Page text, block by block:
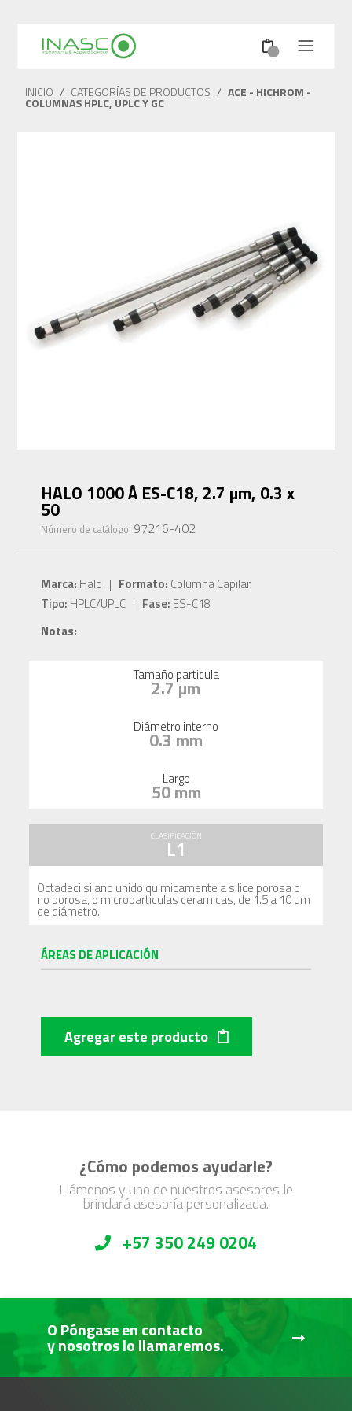
INICIO / CATEGORÍAS DE PRODUCTOS / ACE - HICHROM -
COLUMNAS HPLC, UPLC Y GC
HALO 1000 Å ES-C18, 2.7 µm, 0.3 x
50
Número de catálogo: 97216-402
Marca: Halo | Formato: Columna Capilar
Tipo: HPLC/UPLC | Fase: ES-C18
Notas:
Tamaño particula
2.7 µm
Diámetro interno
0.3 mm
Largo
50 mm
CLASIFICACIÓN
L1
Octadecilsilano unido quimicamente a silice porosa o
no porosa, o microparticulas ceramicas, de 1.5 a 10 µm
de diámetro.
ÁREAS DE APLICACIÓN
Agregar este producto
¿Cómo podemos ayudarle?
Llámenos y uno de nuestros asesores le
brindará asesoría personalizada.
+57 350 249 0204
O Póngase en contacto
y nosotros lo llamaremos.